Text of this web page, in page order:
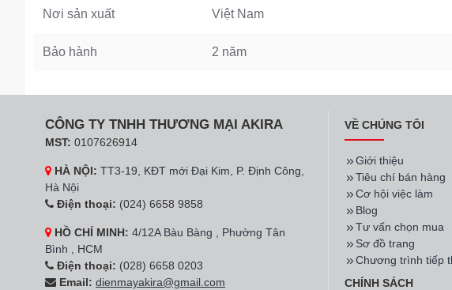
Nơi sản xuất Việt Nam
Bảo hành 2 năm
CÔNG TY TNHH THƯƠNG MẠI AKIRA
MST: 0107626914
HÀ NỘI: TT3-19, KĐT mới Đại Kim, P. Định Công,
Hà Nội
Điện thoại: (024) 6658 9858
HỒ CHÍ MINH: 4/12A Bàu Bàng , Phường Tân
Bình , HCM
Điện thoại: (028) 6658 0203
Email: dienmayakira@gmail.com
VỀ CHÚNG TÔI
Giới thiệu
Tiêu chí bán hàng
Cơ hội việc làm
Blog
Tư vấn chọn mua
Sơ đồ trang
Chương trình tiếp
CHÍNH SÁCH